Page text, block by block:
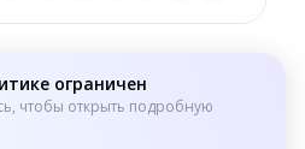
ограничен
чтобы открыть подробную